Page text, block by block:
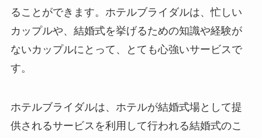
ることができます。ホテルブライダルは、忙しい
カップルや、結婚式を挙げるための知識や経験が
ないカップルにとって、とても心強いサービスで
す。
ホテルブライダルは、ホテルが結婚式場として提
供されるサービスを利用して行われる結婚式のこ